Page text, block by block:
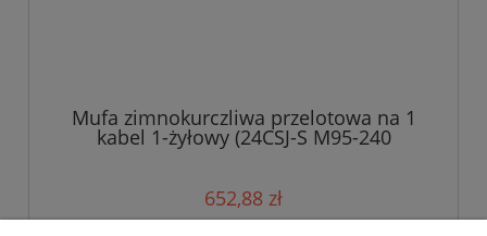
Mufa zimnokurczliwa przelotowa na 1
kabel 1-żyłowy (24CSJ-S M95-240
Euromold) 12/20kV 95-240mm?
652,88 zł